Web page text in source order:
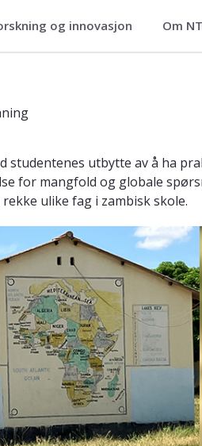
og innovasjon Om
studentenes utbytte av å ha
for mangfold og globale
ulike fag i zambisk skole.